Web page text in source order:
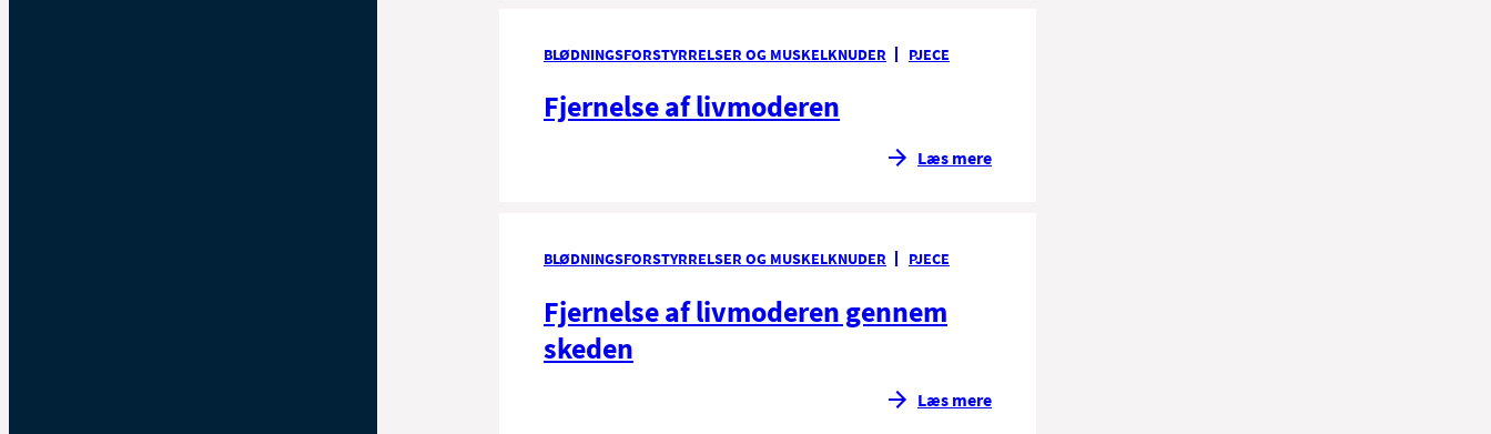
BLØDNINGSFORSTYRRELSER OG MUSKELKNUDER PJECE
Fjernelse af livmoderen
Læs mere
BLØDNINGSFORSTYRRELSER OG MUSKELKNUDER PJECE
Fjernelse af livmoderen gennem
skeden
Læs mere